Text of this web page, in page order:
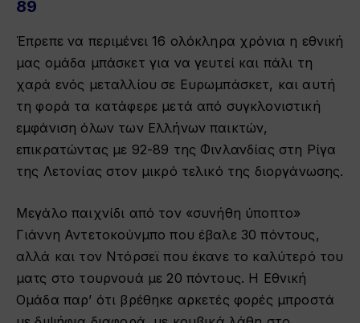
89
Έπρεπε να περιμένει 16 ολόκληρα χρόνια η εθνική
μας ομάδα μπάσκετ για να γευτεί και πάλι τη
χαρά ενός μεταλλίου σε Ευρωμπάσκετ, και αυτή
τη φορά τα κατάφερε μετά από συγκλονιστική
εμφάνιση όλων των Ελλήνων παικτών,
επικρατώντας με 92-89 της Φινλανδίας στη Ρίγα
της Λετονίας στον μικρό τελικό της διοργάνωσης.
Μεγάλο παιχνίδι από τον «συνήθη ύποπτο»
Γιάννη Αντετοκούνμπο που έβαλε 30 πόντους,
αλλά και τον Ντόρσεϊ που έκανε το καλύτερό του
ματς στο τουρνουά με 20 πόντους. Η Εθνική
Ομάδα παρ’ ότι βρέθηκε αρκετές φορές μπροστά